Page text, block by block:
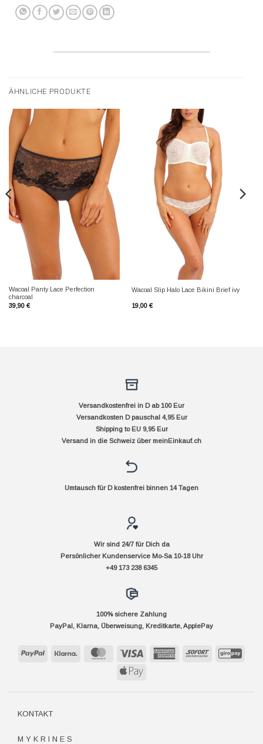
ÄHNLICHE PRODUKTE
Wacoal Panty Lace Perfection
charcoal
39,90 €
Wacoal Slip Halo Lace Bikini Brief ivy
19,00 €
Versandkostenfrei in D ab 100 Eur
Versandkosten D pauschal 4,95 Eur
Shipping to EU 9,95 Eur
Versand in die Schweiz über meinEinkauf.ch
Umtausch für D kostenfrei binnen 14 Tagen
Wir sind 24/7 für Dich da
Persönlicher Kundenservice Mo-Sa 10-18 Uhr
+49 173 238 6345
100% sichere Zahlung
PayPal, Klarna, Überweisung, Kreditkarte, ApplePay
PayPal Klarna MasterCard Visa
AmericanSofort
Apple
KONTAKT
M Y K R I N E S